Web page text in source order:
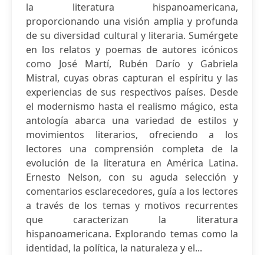
la literatura hispanoamericana,
proporcionando una visión amplia y profunda
de su diversidad cultural y literaria. Sumérgete
en los relatos y poemas de autores icónicos
como José Martí, Rubén Darío y Gabriela
Mistral, cuyas obras capturan el espíritu y las
experiencias de sus respectivos países. Desde
el modernismo hasta el realismo mágico, esta
antología abarca una variedad de estilos y
movimientos literarios, ofreciendo a los
lectores una comprensión completa de la
evolución de la literatura en América Latina.
Ernesto Nelson, con su aguda selección y
comentarios esclarecedores, guía a los lectores
a través de los temas y motivos recurrentes
que caracterizan la literatura
hispanoamericana. Explorando temas como la
identidad, la política, la naturaleza y el...